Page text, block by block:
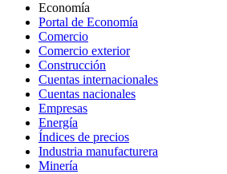
Economía
Portal de Economía
Comercio
Comercio exterior
Construcción
Cuentas internacionales
Cuentas nacionales
Empresas
Energía
Índices de precios
Industria manufacturera
Minería